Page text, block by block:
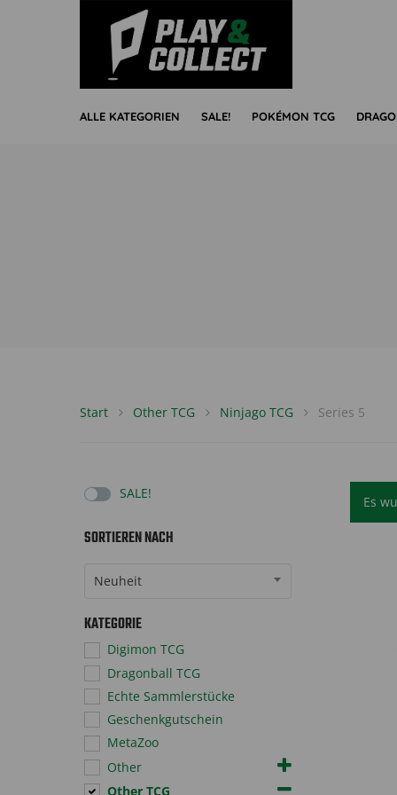
ALLE KATEGORIEN SALE! POKÉMON TCG
Start Other TCG Ninjago TCG Series 5
SALE!
SORTIEREN NACH
Neuheit
KATEGORIE
Digimon TCG
Dragonball TCG
Echte Sammlerstücke
Geschenkgutschein
MetaZoo
Other
Other TCG
Es